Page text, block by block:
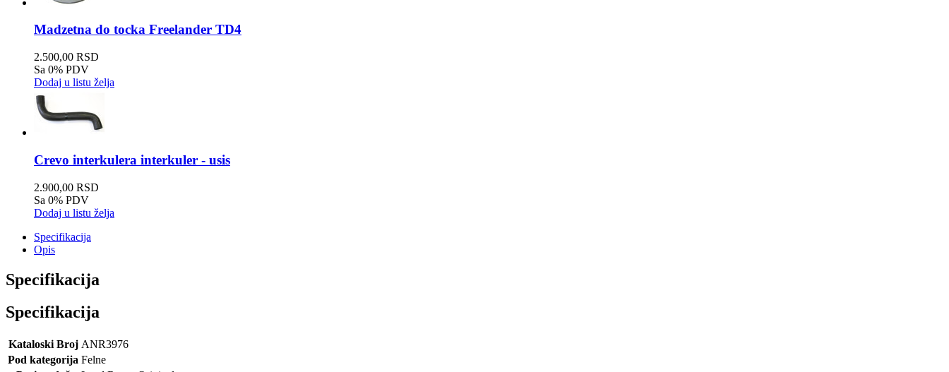
Madzetna do tocka Freelander TD4
2.500,00 RSD
Sa 0% PDV
Dodaj u listu želja
Crevo interkulera interkuler - usis
2.900,00 RSD
Sa 0% PDV
Dodaj u listu želja
Specifikacija
Opis
Specifikacija
Specifikacija
Kataloski Broj ANR3976
Pod kategorija Felne